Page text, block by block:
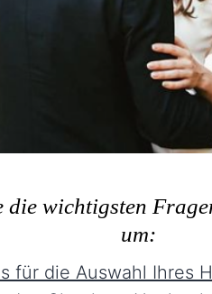
die wichtigsten
um:
für die Auswahl Ihres